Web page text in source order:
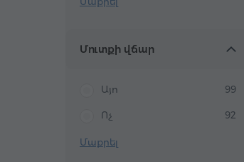
Մուտքի վճար
Այո 99
Ոչ 92
Մաքրել